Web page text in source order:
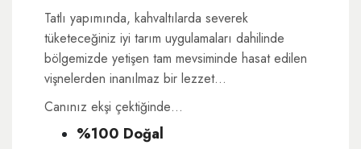
Tatlı yapımında, kahvaltılarda severek
tüketeceğiniz iyi tarım uygulamaları dahilinde
bölgemizde yetişen tam mevsiminde hasat edilen
vişnelerden inanılmaz bir lezzet…
Canınız ekşi çektiğinde…
%100 Doğal